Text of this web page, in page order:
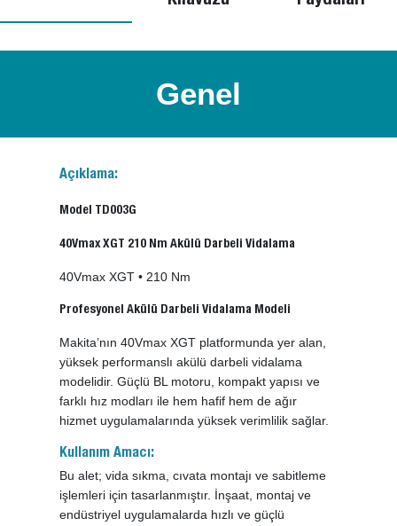
Genel
Açıklama:
Model TD003G
40Vmax XGT 210 Nm Akülü Darbeli Vidalama
40Vmax XGT • 210 Nm
Profesyonel Akülü Darbeli Vidalama Modeli
Makita’nın 40Vmax XGT platformunda yer alan,
yüksek performanslı akülü darbeli vidalama
modelidir. Güçlü BL motoru, kompakt yapısı ve
farklı hız modları ile hem hafif hem de ağır
hizmet uygulamalarında yüksek verimlilik sağlar.
Kullanım Amacı:
Bu alet; vida sıkma, cıvata montajı ve sabitleme
işlemleri için tasarlanmıştır. İnşaat, montaj ve
endüstriyel uygulamalarda hızlı ve güçlü